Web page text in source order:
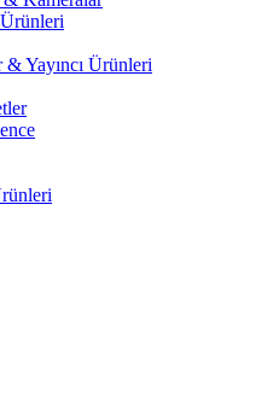
Yayıncı Ürünleri